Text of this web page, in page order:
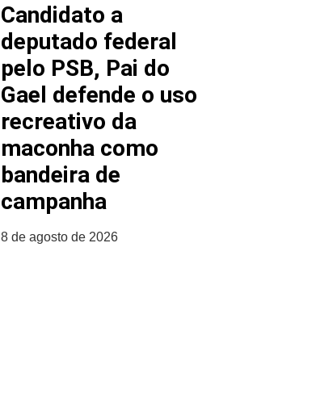
Candidato a
deputado federal
pelo PSB, Pai do
Gael defende o uso
recreativo da
maconha como
bandeira de
campanha
8 de agosto de 2026